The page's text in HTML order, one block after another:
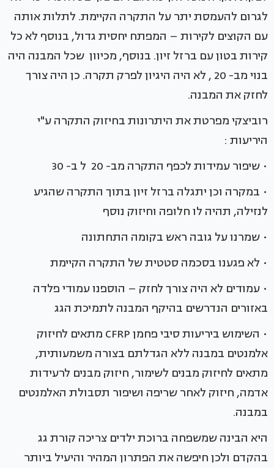
לגרום להעמסת יתר על התקרה הקיימת. לתלות אותה
עם הקוצים לקירות – המפתח יחסית גדול, בנוסף לא כל
קירות בטון עם ברזל זיון. בנוסף, מכיוון שכל המבנה היה
בנוי מב- 20 , לא היה היגיון לפרק תקרה. כן היה צורך
לחזק את המבנה.
רוביצקי מפרטת את היתרונות בחיזוק התקרה ע"י
היריעות :
• שיפור עמידות לכפף התקרה מב- 20 ל ב- 30
• במקרה וכן יתגלה ברזל זיון בתוך התקרה שהגיע
לנזילה, תהיה לו חלופה וחיזוק נוסף
• שמרנו על גובה ראש בקומה התחתונה
• לא פגענו בסכמה סטטית של התקרה הקיימת
• עמודים לא היה צורך לחזק – הוספנו עמודי פלדה
באזורים הנדרשים בהיקף המבנה לתמיכת הגג
• השימוש ביריעות סיבי פחמן CFRP מתאים לחיזוק
אלמנטים במבנה ללא הגדלתם בצורה משמעותית,
מתאים לחיזוק מבנים לשימור, חיזוק מבנים לרעידות
אדמה, חיזוק לאחר שריפה ושיפור תסבולת האלמנטים
במבנה.
היא הבינה שמשפחה ברוכת ילדים צריכה קורת גג
בהקדם ולכן חיפשה את הפתרון המהיר והיעיל ביותר